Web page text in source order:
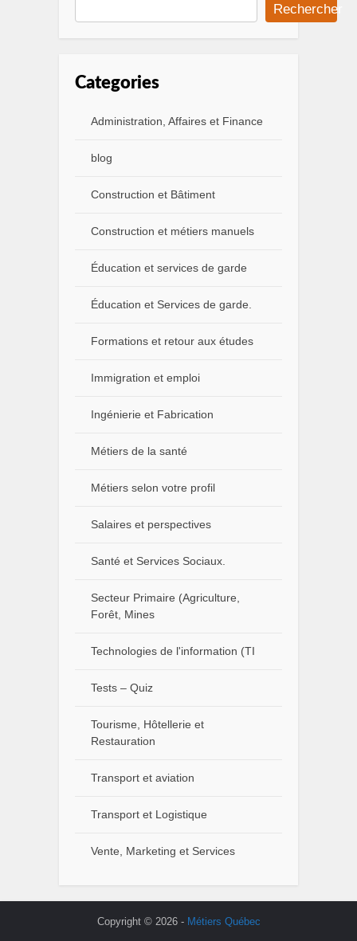
Rechercher
Categories
Administration, Affaires et Finance
blog
Construction et Bâtiment
Construction et métiers manuels
Éducation et services de garde
Éducation et Services de garde.
Formations et retour aux études
Immigration et emploi
Ingénierie et Fabrication
Métiers de la santé
Métiers selon votre profil
Salaires et perspectives
Santé et Services Sociaux.
Secteur Primaire (Agriculture,
Forêt, Mines
Technologies de l'information (TI
Tests – Quiz
Tourisme, Hôtellerie et
Restauration
Transport et aviation
Transport et Logistique
Vente, Marketing et Services
Copyright © 2026 - Métiers Québec